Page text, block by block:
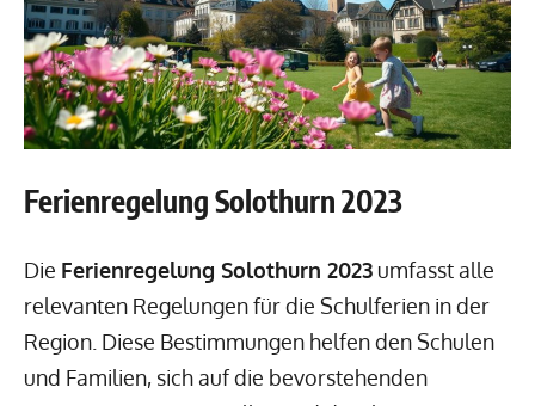
Ferienregelung Solothurn 2023
Die Ferienregelung Solothurn 2023 umfasst alle
relevanten Regelungen für die Schulferien in der
Region. Diese Bestimmungen helfen den Schulen
und Familien, sich auf die bevorstehenden